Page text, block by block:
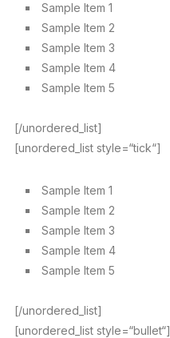
Sample Item 1
Sample Item 2
Sample Item 3
Sample Item 4
Sample Item 5
[/unordered_list]
[unordered_list style=“tick“]
Sample Item 1
Sample Item 2
Sample Item 3
Sample Item 4
Sample Item 5
[/unordered_list]
[unordered_list style=“bullet“]